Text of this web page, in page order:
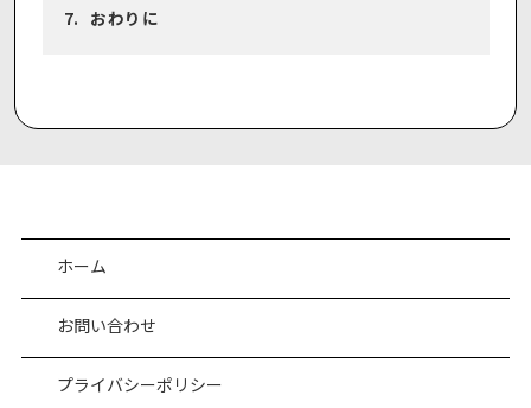
おわりに
ホーム
お問い合わせ
プライバシーポリシー